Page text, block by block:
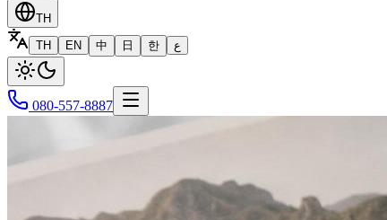
TH
TH
EN 中 日 한 ع
080-557-8887